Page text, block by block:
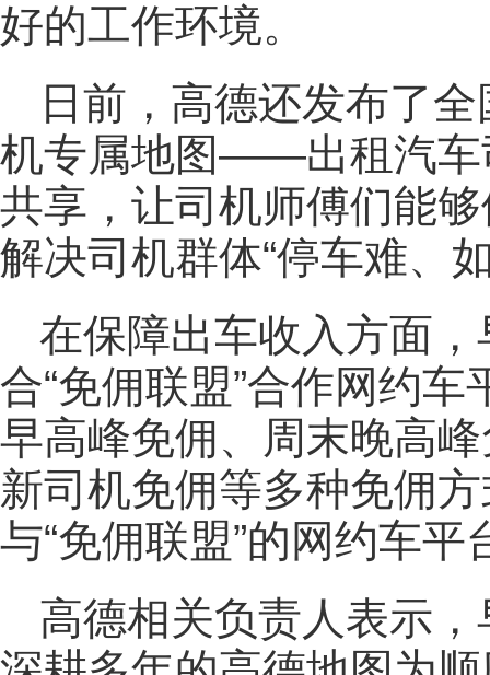
好的工作环境。
日前，高德还发布了
机专属地图——出租汽车
共享，让司机师傅们能
解决司机群体“停车难、
在保障出车收入方面
合“免佣联盟”合作网约车
早高峰免佣、周末晚高
新司机免佣等多种免佣
与“免佣联盟”的网约车平
高德相关负责人表示